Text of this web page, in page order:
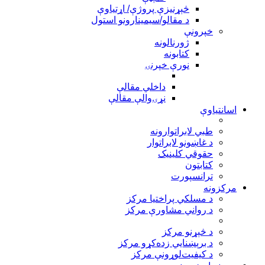
څېړنيزې پروژې/ اړتياوې
د مقالو/سیمینارونو استول
خپرونې
ژورنالونه
کتابونه
نورې خپرنۍ
داخلي مقالې
نړۍوالې مقالې
اسانتیاوې
طبي لابراتوارونه
د غاښونو لابراتوار
حقوقي کلينيک
کتابتون
ترانسپورت
مرکزونه
د مسلکي پراختيا مرکز
د رواني مشاورې مرکز
د څېړنو مرکز
د برېښنايي زده‌کړو مرکز
د کيفيت‌لوړونې مرکز